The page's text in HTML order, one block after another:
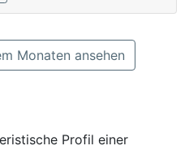
Monaten ansehen
Profil einer